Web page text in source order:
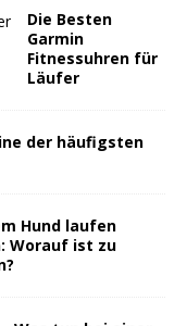
Die Besten
Garmin
Fitnessuhren für
Läufer
der häufigsten
Hund laufen
Worauf ist zu